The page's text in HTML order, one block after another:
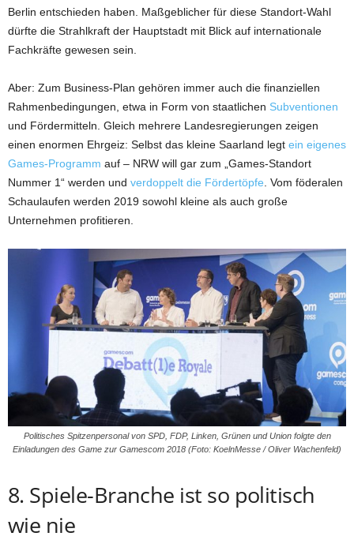
Berlin entschieden haben. Maßgeblicher für diese Standort-Wahl
dürfte die Strahlkraft der Hauptstadt mit Blick auf internationale
Fachkräfte gewesen sein.
Aber: Zum Business-Plan gehören immer auch die finanziellen
Rahmenbedingungen, etwa in Form von staatlichen Subventionen
und Fördermitteln. Gleich mehrere Landesregierungen zeigen
einen enormen Ehrgeiz: Selbst das kleine Saarland legt ein eigenes
Games-Programm auf – NRW will gar zum „Games-Standort
Nummer 1“ werden und verdoppelt die Fördertöpfe . Vom föderalen
Schaulaufen werden 2019 sowohl kleine als auch große
Unternehmen profitieren.
Politisches Spitzenpersonal von SPD, FDP, Linken, Grünen und Union folgte den
Einladungen des Game zur Gamescom 2018 (Foto: KoelnMesse / Oliver Wachenfeld)
8. Spiele-Branche ist so politisch
wie nie